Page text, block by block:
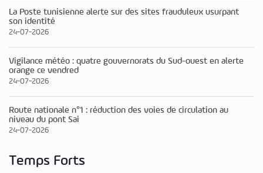
La Poste tunisienne alerte sur des sites frauduleux usurpant
son identité
24-07-2026
Vigilance météo : quatre gouvernorats du Sud-ouest en alerte
orange ce vendred
24-07-2026
Route nationale n°1 : réduction des voies de circulation au
niveau du pont Sai
24-07-2026
Temps Forts